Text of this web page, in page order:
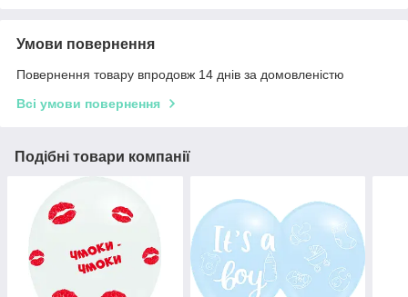
Умови повернення
Повернення товару впродовж 14 днів за домовленістю
Всі умови повернення
Подібні товари компанії